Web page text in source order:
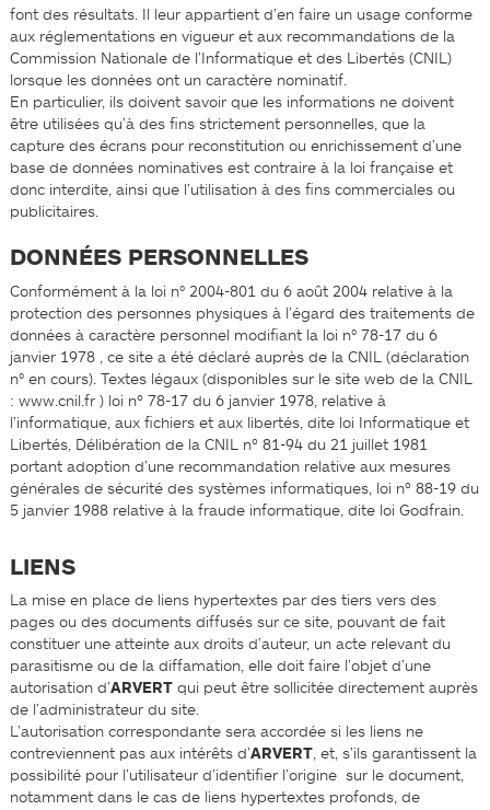
font des résultats. Il leur appartient d’en faire un usage conforme
aux réglementations en vigueur et aux recommandations de la
Commission Nationale de l’Informatique et des Libertés (CNIL)
lorsque les données ont un caractère nominatif.
En particulier, ils doivent savoir que les informations ne doivent
être utilisées qu’à des fins strictement personnelles, que la
capture des écrans pour reconstitution ou enrichissement d’une
base de données nominatives est contraire à la loi française et
donc interdite, ainsi que l’utilisation à des fins commerciales ou
publicitaires.
DONNÉES PERSONNELLES
Conformément à la loi n° 2004-801 du 6 août 2004 relative à la
protection des personnes physiques à l’égard des traitements de
données à caractère personnel modifiant la loi n° 78-17 du 6
janvier 1978 , ce site a été déclaré auprès de la CNIL (déclaration
n° en cours). Textes légaux (disponibles sur le site web de la CNIL
: www.cnil.fr ) loi nº 78-17 du 6 janvier 1978, relative à
l’informatique, aux fichiers et aux libertés, dite loi Informatique et
Libertés, Délibération de la CNIL nº 81-94 du 21 juillet 1981
portant adoption d’une recommandation relative aux mesures
générales de sécurité des systèmes informatiques, loi nº 88-19 du
5 janvier 1988 relative à la fraude informatique, dite loi Godfrain.
LIENS
La mise en place de liens hypertextes par des tiers vers des
pages ou des documents diffusés sur ce site, pouvant de fait
constituer une atteinte aux droits d’auteur, un acte relevant du
parasitisme ou de la diffamation, elle doit faire l’objet d’une
autorisation d’ARVERTqui peut être sollicitée directement auprès
de l’administrateur du site.
L’autorisation correspondante sera accordée si les liens ne
contreviennent pas aux intérêts d’ARVERT, et, s’ils garantissent la
possibilité pour l’utilisateur d’identifier l’origine sur le document,
notamment dans le cas de liens hypertextes profonds, de